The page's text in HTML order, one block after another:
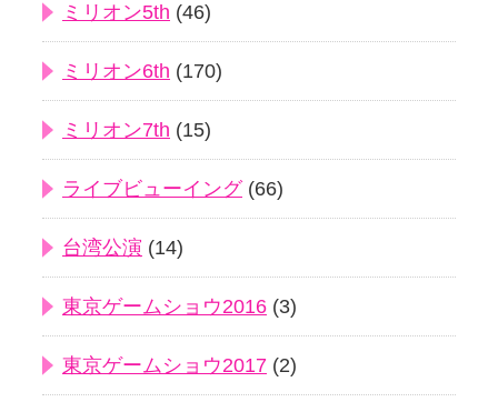
ミリオン5th (46)
ミリオン6th (170)
ミリオン7th (15)
ライブビューイング(66)
台湾公演 (14)
東京ゲームショウ2016 (3)
東京ゲームショウ2017 (2)